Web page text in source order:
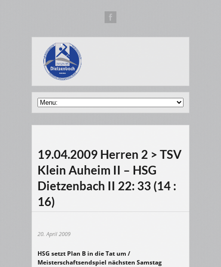
19.04.2009 Herren 2 > TSV
Klein Auheim II – HSG
Dietzenbach II 22: 33 (14 :
16)
20. April 2009
HSG setzt Plan B in die Tat um /
Meisterschaftsendspiel nächsten Samstag